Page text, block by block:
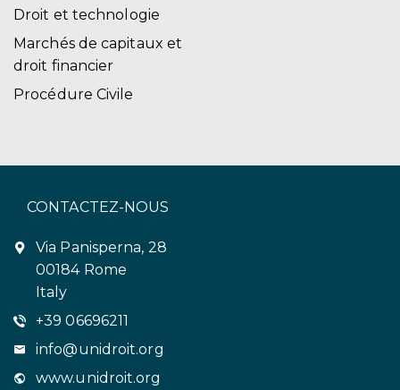
Droit et technologie
Marchés de capitaux et
droit financier
Procédure Civile
CONTACTEZ-NOUS
Via Panisperna, 28
00184 Rome
Italy
+39 06696211
info@unidroit.org
www.unidroit.org